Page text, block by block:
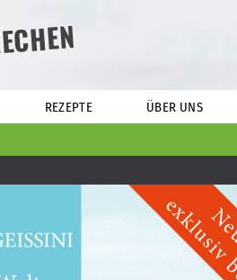
REZEPTE ÜBER UNS